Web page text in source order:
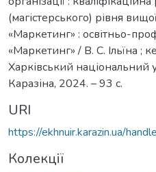
(магістерського) рівня
«Маркетинг» : освітньо-
«Маркетинг» / В. С. Ільїна ;
Харківський національний
Каразіна, 2024. – 93 с.
URI
https://ekhnuir.karazin.ua/
Колекції